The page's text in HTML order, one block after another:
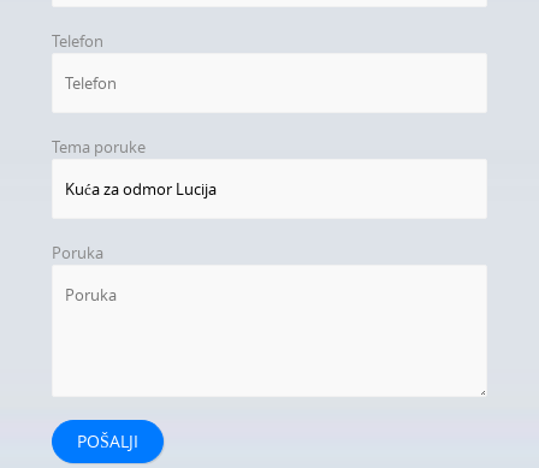
Telefon
Tema poruke
Poruka